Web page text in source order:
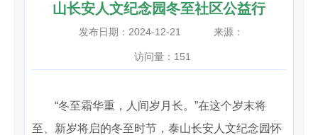
山长安人文纪念园冬至社区公益行
发布日期：2024-12-21 来源：
访问量： 151
“冬至霜华重，人间岁月长。”在这个岁末将
至、新岁将启的冬至时节，泰山长安人文纪念园怀